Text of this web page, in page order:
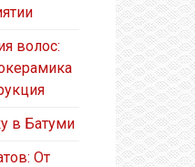
волос:
в Батуми
От